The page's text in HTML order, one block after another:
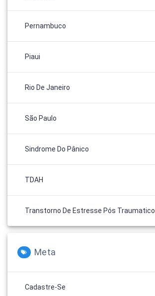
Pernambuco
Piaui
Rio De Janeiro
São Paulo
Sindrome Do Pânico
TDAH
Transtorno De Estresse Pós Traumatico
Meta
Cadastre-Se